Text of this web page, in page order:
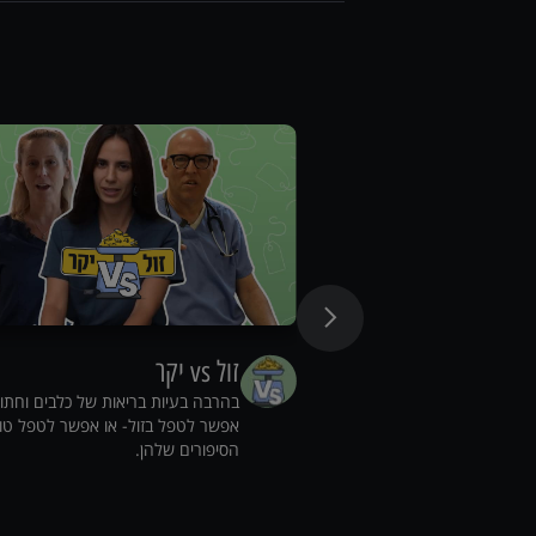
זול vs יקר
בהרבה בעיות בריאות של כלבים
אפשר לטפל בזול- או אפשר לטפל
הסיפורים שלהן.